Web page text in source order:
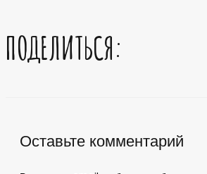
ПОДЕЛИТЬСЯ:
Оставьте комментарий